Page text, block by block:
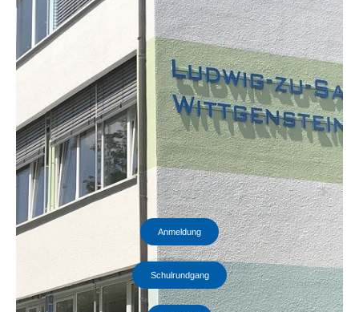
EFFORT-A
Termine
Anmeldung
Schulrundgang